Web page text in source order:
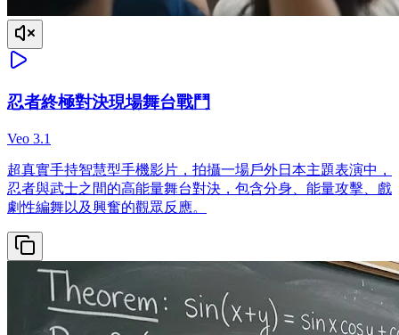
忍者終極對決現場舞台戰鬥
Veo 3.1
超真實手持智慧型手機影片，拍攝一場戶外日本主題表演中，
忍者與武士之間的高能量舞台對決，包含分身、能量攻擊、戲
劇性編舞以及興奮的觀眾反應。